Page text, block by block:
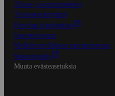
Tilaus- ja toimitusehdot
Tietosuojakäytäntö
Palvelun käyttöehdot
Saavutettavuus
Mobiilisovelluksen saavutettavuus
Mainostajalle
Muuta evästeasetuksia